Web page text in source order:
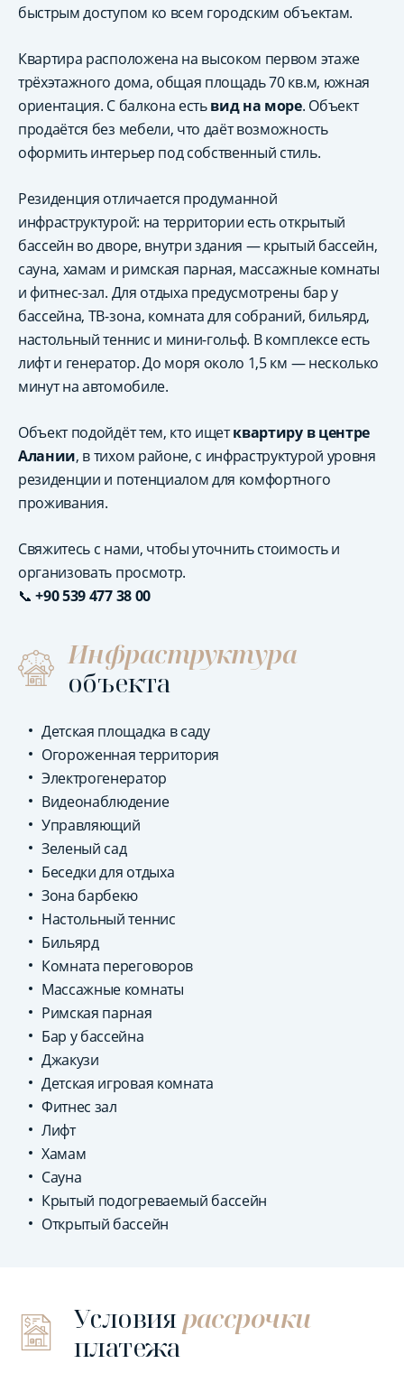
быстрым доступом ко всем городским объектам.
Квартира расположена на высоком первом этаже
трёхэтажного дома, общая площадь 70 кв.м, южная
ориентация. С балкона естьвид на море. Объект
продаётся без мебели, что даёт возможность
оформить интерьер под собственный стиль.
Резиденция отличается продуманной
инфраструктурой: на территории есть открытый
бассейн во дворе, внутри здания — крытый бассейн,
сауна, хамам и римская парная, массажные комнаты
и фитнес-зал. Для отдыха предусмотрены бар у
бассейна, ТВ-зона, комната для собраний, бильярд,
настольный теннис и мини-гольф. В комплексе есть
лифт и генератор. До моря около 1,5 км — несколько
минут на автомобиле.
Объект подойдёт тем, кто ищетквартиру в центре
Алании, в тихом районе, с инфраструктурой уровня
резиденции и потенциалом для комфортного
проживания.
Свяжитесь с нами, чтобы уточнить стоимость и
организовать просмотр.
📞+90 539 477 38 00
Инфраструктура
объекта
Детская площадка в саду
Огороженная территория
Электрогенератор
Видеонаблюдение
Управляющий
Зеленый сад
Беседки для отдыха
Зона барбекю
Настольный теннис
Бильярд
Комната переговоров
Массажные комнаты
Римская парная
Бар у бассейна
Джакузи
Детская игровая комната
Фитнес зал
Лифт
Хамам
Сауна
Крытый подогреваемый бассейн
Открытый бассейн
Условиярассрочки
платежа